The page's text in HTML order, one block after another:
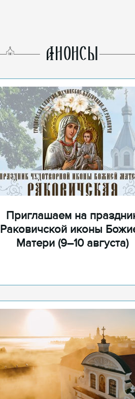
AНОНСЫ
Приглашаем на
Раковичской иконы
Матери (9–10 августа)